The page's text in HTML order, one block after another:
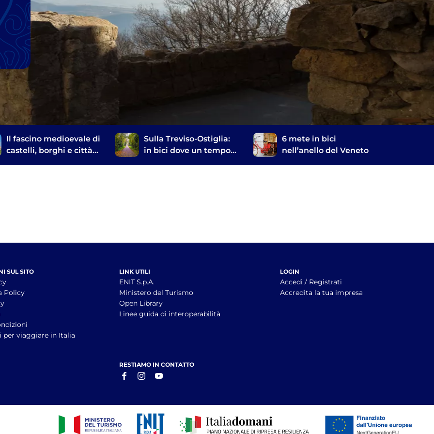
Il fascino medioevale di
castelli, borghi e città
Sulla Treviso-Ostiglia:
in bici dove un tempo
6 mete in bici
nell’anello del Veneto
SUL SITO
Policy
per viaggiare in Italia
LINK UTILI
ENIT S.p.A.
Ministero del Turismo
Open Library
Linee guida di interoperabilità
RESTIAMO IN CONTATTO
LOGIN
Accedi / Registrati
Accredita la tua impresa